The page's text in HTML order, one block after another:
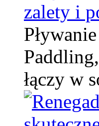
zalety i
łączy w